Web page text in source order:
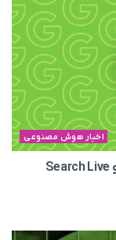
اخبار هوش مصنوعی
گوگل جستجوی صوتی اندروید را با AI Mode و Search Live